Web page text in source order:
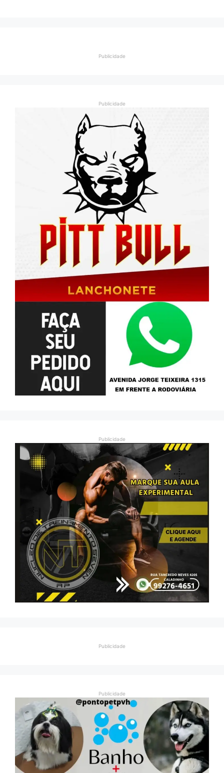
Publicidade
Publicidade
Publicidade
Publicidade
Publicidade